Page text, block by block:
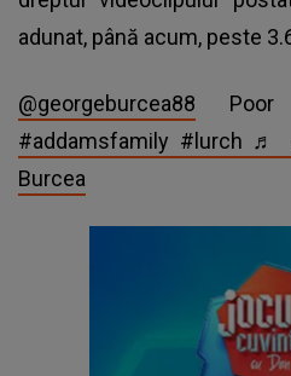
adunat, până acum, peste
@georgeburcea88 Poor
#addamsfamily #lurch ♬
Burcea